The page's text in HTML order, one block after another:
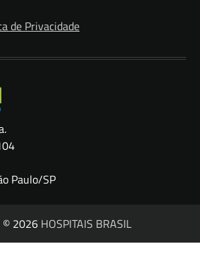
de Privacidade
Paulo/SP
© 2026 HOSPITAIS BRASIL